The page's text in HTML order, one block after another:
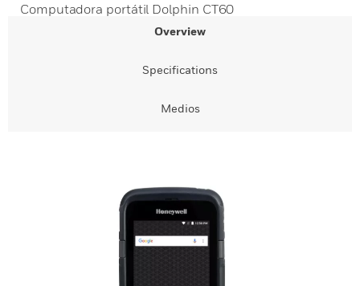
Computadora portátil Dolphin CT60
Overview
Specifications
Medios